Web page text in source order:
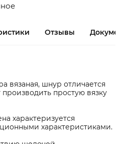
Отзывы
вязаная, шнур отличается
производить простую вязку
характеризуется
характеристиками.